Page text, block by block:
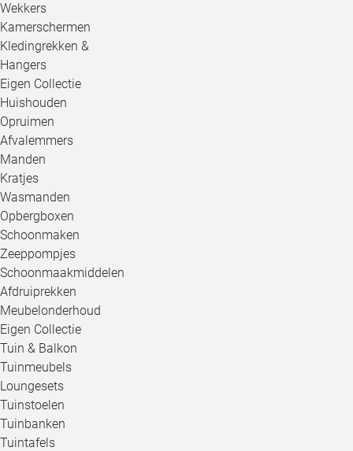
Wekkers
Kamerschermen
Kledingrekken &
Hangers
Eigen Collectie
Huishouden
Opruimen
Afvalemmers
Manden
Kratjes
Wasmanden
Opbergboxen
Schoonmaken
Zeeppompjes
Schoonmaakmiddelen
Afdruiprekken
Meubelonderhoud
Eigen Collectie
Tuin & Balkon
Tuinmeubels
Loungesets
Tuinstoelen
Tuinbanken
Tuintafels